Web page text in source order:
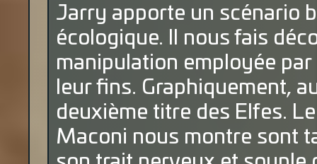
Jarry apporte un scénario
écologique. Il nous fais
manipulation employée
leur fins. Graphiquement,
deuxième titre des Elfes.
Maconi nous montre sont